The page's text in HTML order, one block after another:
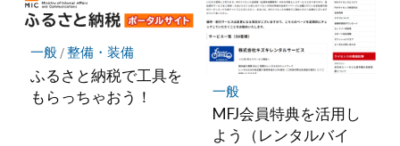
一般/整備・装備
ふるさと納税で工具を
もらっちゃおう！
一般
MFJ会員特典を活用し
よう（レンタルバイ